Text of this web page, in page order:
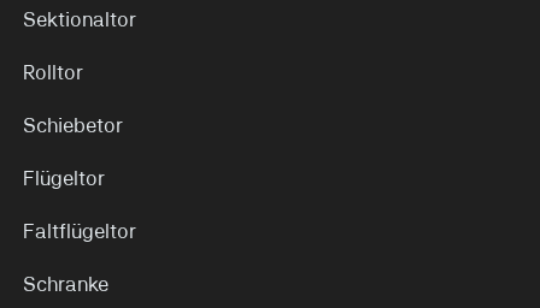
Sektionaltor
Rolltor
Schiebetor
Flügeltor
Faltflügeltor
Schranke